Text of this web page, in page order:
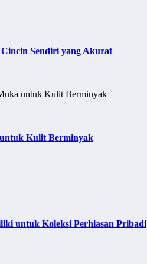
Sendiri yang Akurat
Kulit Berminyak
untuk Koleksi Perhiasan Pribadi